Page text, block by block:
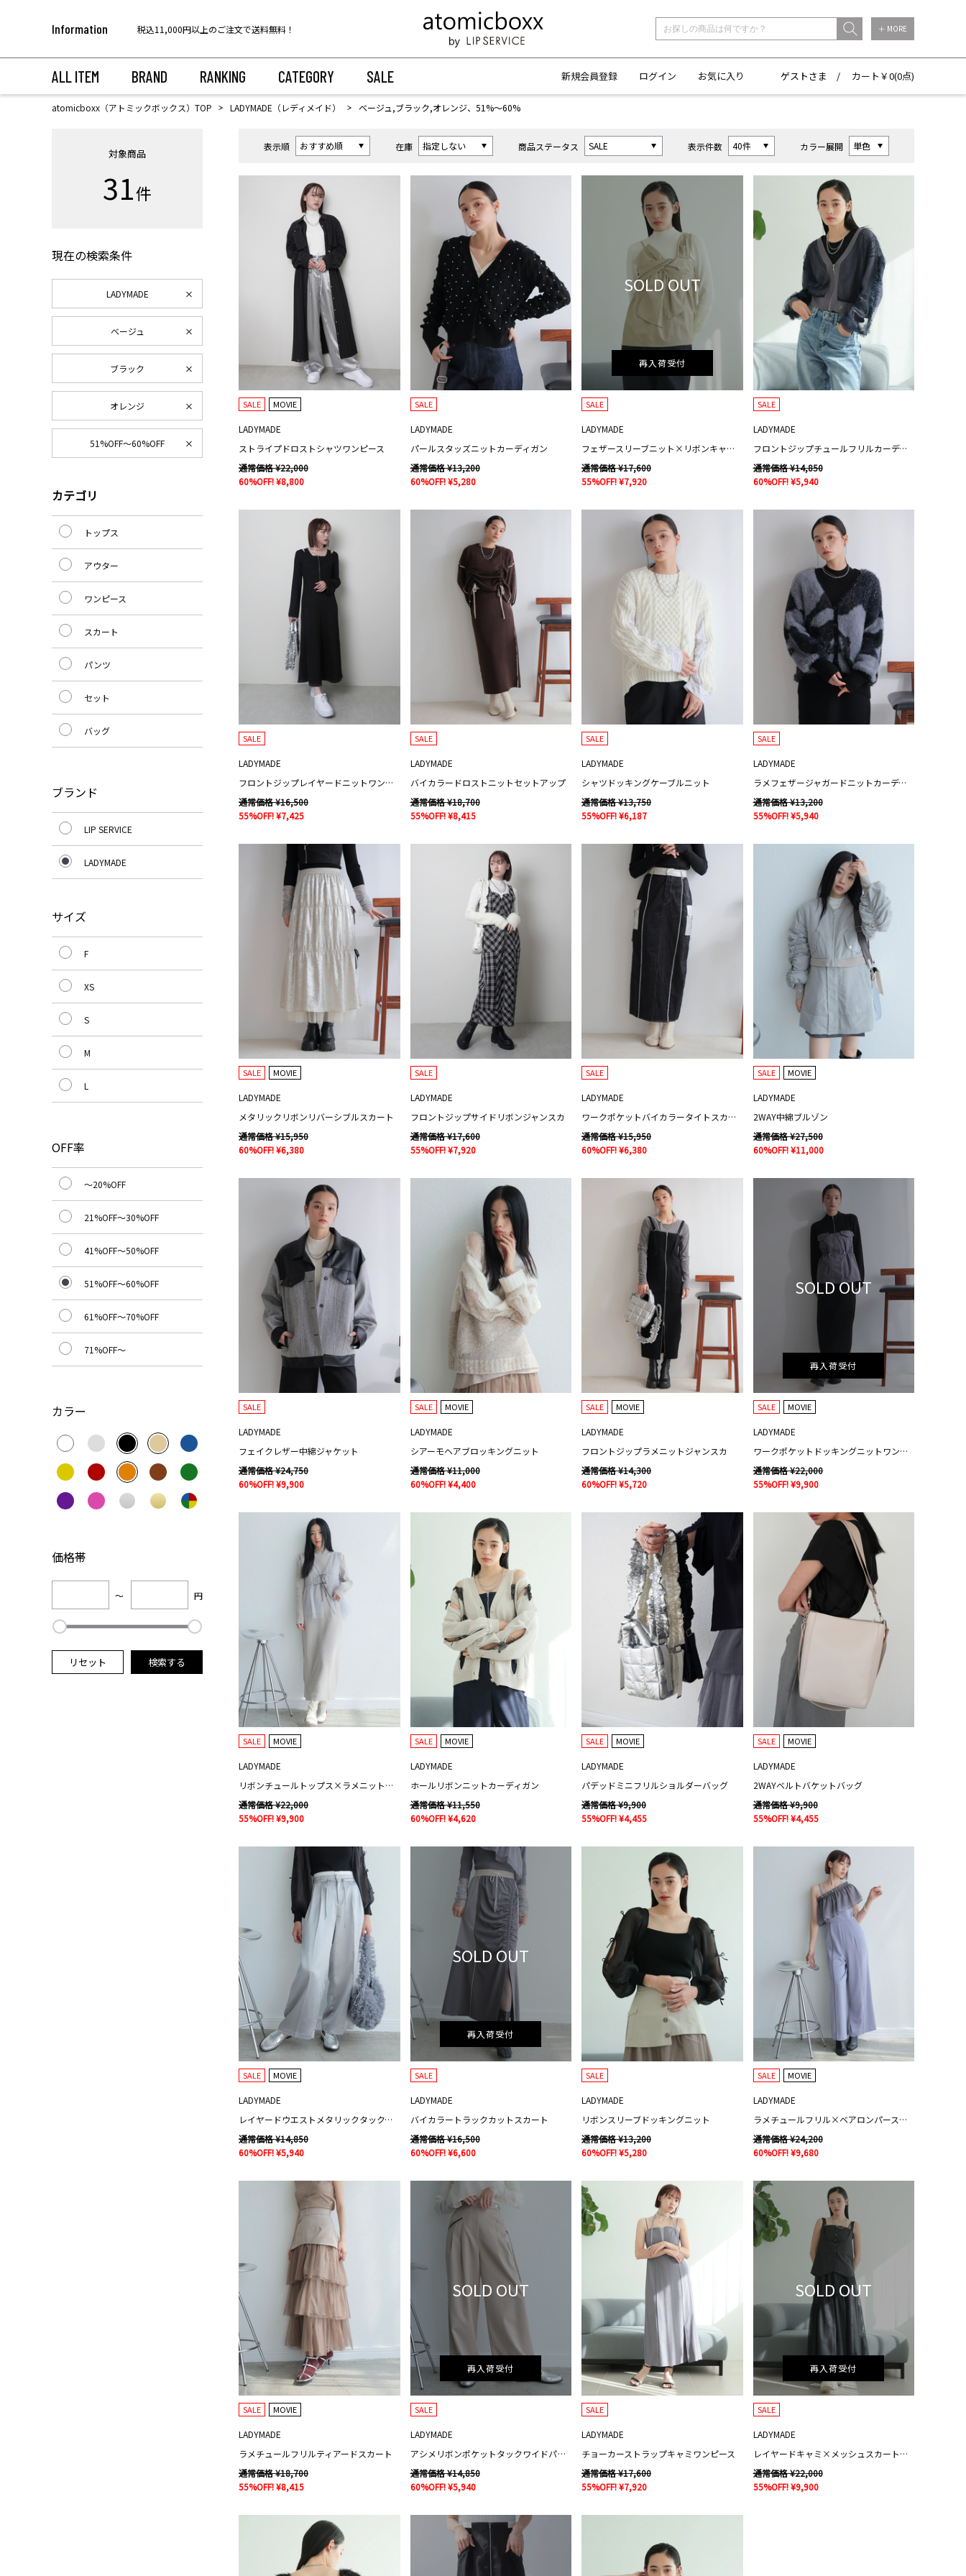
Information
税込11,000円以上のご注文で送料無料！
＋ MORE
ALL ITEM BRAND RANKING CATEGORY SALE 新規会員登録 ログイン お気に入り ゲストさま / カート￥0(0点)
atomicboxx（アトミックボックス）TOP LADYMADE（レディメイド） ベージュ,ブラック,オレンジ、51%〜60%
表示順 在庫 商品ステータス 表示件数 カラー展開
SALE MOVIE
LADYMADE
ストライプドロストシャツワンピース
通常価格 ¥22,000
60%OFF! ¥8,800
SALE
LADYMADE
パールスタッズニットカーディガン
通常価格 ¥13,200
60%OFF! ¥5,280
SOLD OUT
再入荷受付
SALE
LADYMADE
フェザースリーブニット×リボンキャミSET
通常価格 ¥17,600
55%OFF! ¥7,920
SALE
LADYMADE
フロントジップチュールフリルカーディガン
通常価格 ¥14,850
60%OFF! ¥5,940
SALE
LADYMADE
フロントジップレイヤードニットワンピース
通常価格 ¥16,500
55%OFF! ¥7,425
SALE
LADYMADE
バイカラードロストニットセットアップ
通常価格 ¥18,700
55%OFF! ¥8,415
SALE
LADYMADE
シャツドッキングケーブルニット
通常価格 ¥13,750
55%OFF! ¥6,187
SALE
LADYMADE
ラメフェザージャガードニットカーディガン
通常価格 ¥13,200
55%OFF! ¥5,940
SALE MOVIE
LADYMADE
メタリックリボンリバーシブルスカート
通常価格 ¥15,950
60%OFF! ¥6,380
SALE
LADYMADE
フロントジップサイドリボンジャンスカ
通常価格 ¥17,600
55%OFF! ¥7,920
SALE
LADYMADE
ワークポケットバイカラータイトスカート
通常価格 ¥15,950
60%OFF! ¥6,380
SALE MOVIE
LADYMADE
2WAY中綿ブルゾン
通常価格 ¥27,500
60%OFF! ¥11,000
SALE
LADYMADE
フェイクレザー中綿ジャケット
通常価格 ¥24,750
60%OFF! ¥9,900
SALE MOVIE
LADYMADE
シアーモヘアブロッキングニット
通常価格 ¥11,000
60%OFF! ¥4,400
SALE MOVIE
LADYMADE
フロントジップラメニットジャンスカ
通常価格 ¥14,300
60%OFF! ¥5,720
SOLD OUT
再入荷受付
SALE MOVIE
LADYMADE
ワークポケットドッキングニットワンピース
通常価格 ¥22,000
55%OFF! ¥9,900
SALE MOVIE
LADYMADE
リボンチュールトップス×ラメニットワンピースセット
通常価格 ¥22,000
55%OFF! ¥9,900
SALE MOVIE
LADYMADE
ホールリボンニットカーディガン
通常価格 ¥11,550
60%OFF! ¥4,620
SALE MOVIE
LADYMADE
パデッドミニフリルショルダーバッグ
通常価格 ¥9,900
55%OFF! ¥4,455
SALE MOVIE
LADYMADE
2WAYベルトバケットバッグ
通常価格 ¥9,900
55%OFF! ¥4,455
SALE MOVIE
LADYMADE
レイヤードウエストメタリックタックパンツ
通常価格 ¥14,850
60%OFF! ¥5,940
SOLD OUT
再入荷受付
SALE
LADYMADE
バイカラートラックカットスカート
通常価格 ¥16,500
60%OFF! ¥6,600
SALE
LADYMADE
リボンスリーブドッキングニット
通常価格 ¥13,200
60%OFF! ¥5,280
SALE MOVIE
LADYMADE
ラメチュールフリル×ベアロンパースセット
通常価格 ¥24,200
60%OFF! ¥9,680
SALE MOVIE
LADYMADE
ラメチュールフリルティアードスカート
通常価格 ¥18,700
55%OFF! ¥8,415
SOLD OUT
再入荷受付
SALE
LADYMADE
アシメリボンポケットタックワイドパンツ
通常価格 ¥14,850
60%OFF! ¥5,940
SALE
LADYMADE
チョーカーストラップキャミワンピース
通常価格 ¥17,600
55%OFF! ¥7,920
SOLD OUT
再入荷受付
SALE
LADYMADE
レイヤードキャミ×メッシュスカートセット
通常価格 ¥22,000
55%OFF! ¥9,900
対象商品
31件
現在の検索条件
LADYMADE
ベージュ
ブラック
オレンジ
51%OFF～60%OFF
カテゴリ
トップス
アウター
ワンピース
スカート
パンツ
セット
バッグ
ブランド
LIP SERVICE
LADYMADE
サイズ
F
XS
S
M
L
OFF率
～20%OFF
21%OFF～30%OFF
41%OFF～50%OFF
51%OFF～60%OFF
61%OFF～70%OFF
71%OFF～
カラー
価格帯
～ 円
リセット 検索する